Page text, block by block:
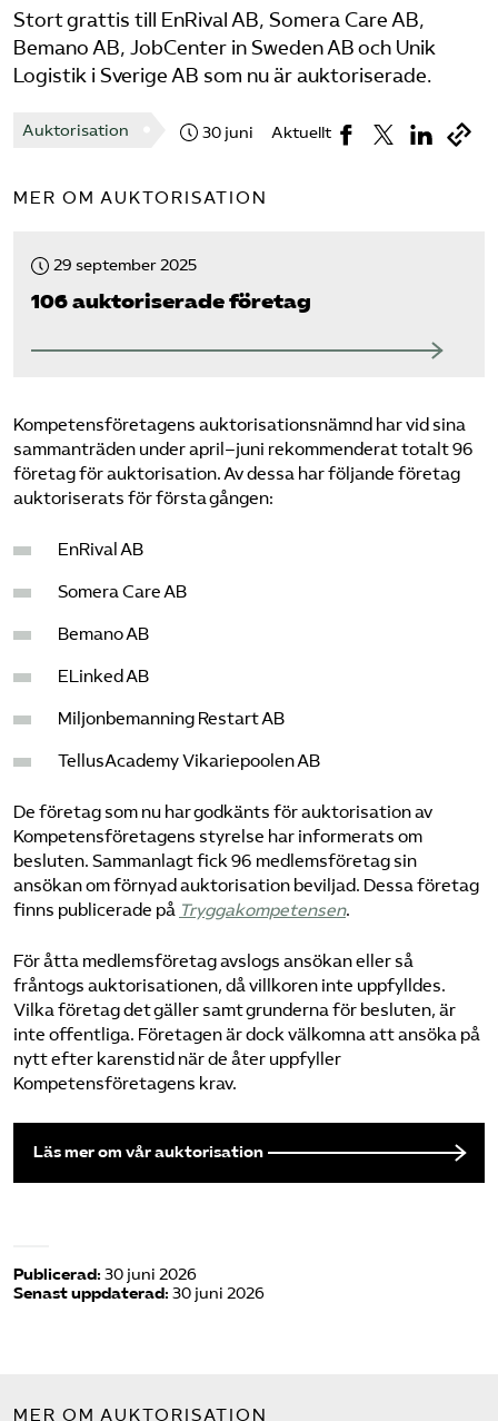
In english
Stort grattis till EnRival AB, Somera Care AB,
Bemano AB, JobCenter in Sweden AB och Unik
Logistik i Sverige AB som nu är auktoriserade.
Auktorisation 30 juni Aktuellt
MER OM AUKTORISATION
29 september 2025
106 auktoriserade företag
Kompetensföretagens auktorisationsnämnd har vid sina
sammanträden under april–juni rekommenderat totalt 96
företag för auktorisation. Av dessa har följande företag
auktoriserats för första gången:
EnRival AB
Somera Care AB
Bemano AB
ELinked AB
Miljonbemanning Restart AB
TellusAcademy Vikariepoolen AB
De företag som nu har godkänts för auktorisation av
Kompetensföretagens styrelse har informerats om
besluten. Sammanlagt fick 96 medlemsföretag sin
ansökan om förnyad auktorisation beviljad. Dessa företag
finns publicerade på Tryggakompetensen.
För åtta medlemsföretag avslogs ansökan eller så
fråntogs auktorisationen, då villkoren inte uppfylldes.
Vilka företag det gäller samt grunderna för besluten, är
inte offentliga. Företagen är dock välkomna att ansöka på
nytt efter karenstid när de åter uppfyller
Kompetensföretagens krav.
Läs mer om vår auktorisation
Publicerad: 30 juni 2026
Senast uppdaterad: 30 juni 2026
MER OM AUKTORISATION